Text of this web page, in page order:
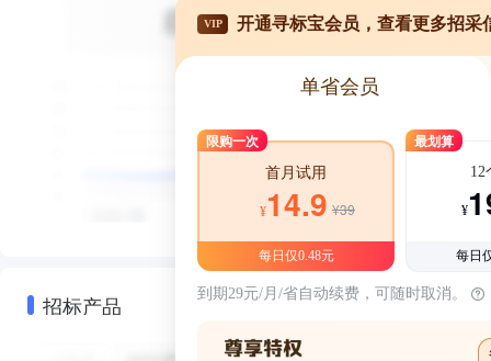
招标产品
VIP 开通寻标宝会员，查看更多招采
单省会员
限购一次
首月试用
¥14.9 ¥39
每日仅0.48元
最划算
12
¥
每日
到期29元/月/省自动续费，可随时取消。